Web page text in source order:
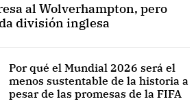
al Wolverhampton, pero
división inglesa
Por qué el Mundial 2026 será el
menos sustentable de la historia a
pesar de las promesas de la FIFA